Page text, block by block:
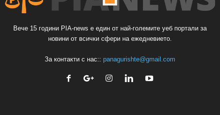
Вече 15 години PIA-news е един от най-големите уеб портали за
новини от всички сфери на ежедневието.
За контакти с нас:: panagurishte@gmail.com